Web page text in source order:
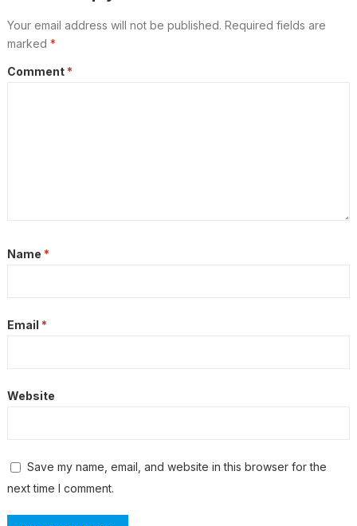
Your email address will not be published. Required fields are
marked *
Comment *
Name *
Email *
Website
Save my name, email, and website in this browser for the
next time I comment.